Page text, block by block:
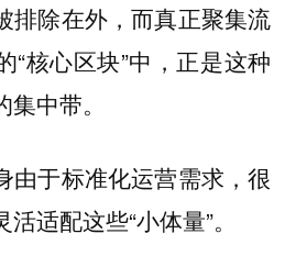
排除在外，而真正聚集流
“核心区块”中，正是这种
中带。
由于标准化运营需求，很
适配这些“小体量”。